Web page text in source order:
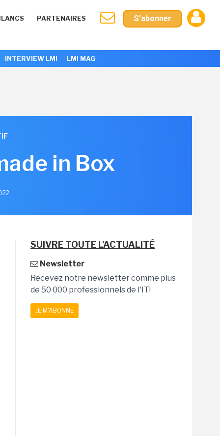
PARTENAIRES S'abonner
INTERVIEW LMI LMI MAG
in Box
SUIVRE TOUTE L'ACTUALITÉ
Newsletter
Recevez notre newsletter comme plus
de 50 000 professionnels de l'IT!
JE M'ABONNE